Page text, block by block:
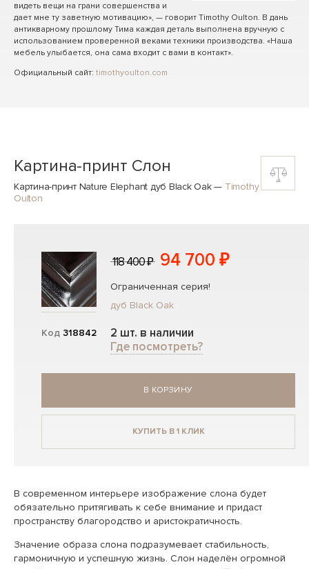
видеть вещи на грани совершенства и
дает мне ту заветную мотивацию», — говорит Timothy Oulton. В дань
антикварному прошлому Тима каждая деталь выполнена вручную с
использованием проверенной веками техники производства. «Наша
мебель улыбается, она сама входит с вами в контакт».
Официальный сайт: timothyoulton.com
Картина-принт Слон
Картина-принт Nature Elephant дуб Black Oak— Timothy
Oulton
Код 318842
118 400 ₽ 94 700 ₽
Ограниченная серия!
дуб Black Oak
2 шт. в наличии
Где посмотреть?
В КОРЗИНУ
КУПИТЬ В 1 КЛИК
В современном интерьере изображение слона будет
обязательно притягивать к себе внимание и придаст
пространству благородство и аристократичность.
Значение образа слона подразумевает стабильность,
гармоничную и успешную жизнь. Слон наделён огромной